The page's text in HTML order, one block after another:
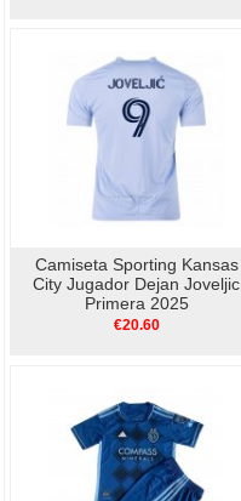
Camiseta Sporting Kansas
City Jugador Dejan Joveljic
Primera 2025
€20.60